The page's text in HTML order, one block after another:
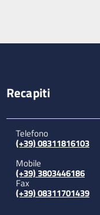
Recapiti
Telefono
(+39) 08311816103
Mobile
(+39) 3803446186
Fax
(+39) 08311701439